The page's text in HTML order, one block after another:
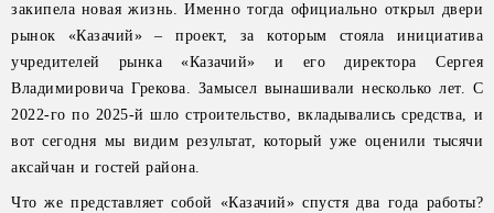
закипела новая жизнь. Именно тогда официально открыл двери
рынок «Казачий» – проект, за которым стояла инициатива
учредителей рынка «Казачий» и его директора Сергея
Владимировича Грекова. Замысел вынашивали несколько лет. С
2022-го по 2025-й шло строительство, вкладывались средства, и
вот сегодня мы видим результат, который уже оценили тысячи
аксайчан и гостей района.
Что же представляет собой «Казачий» спустя два года работы?